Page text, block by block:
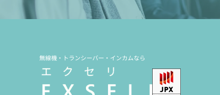
無線機・トランシーバー・インカムなら